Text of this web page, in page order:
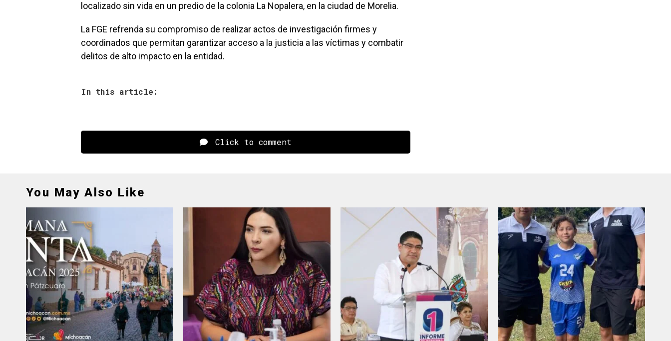
localizado sin vida en un predio de la colonia La Nopalera, en la ciudad de Morelia.
La FGE refrenda su compromiso de realizar actos de investigación firmes y
coordinados que permitan garantizar acceso a la justicia a las víctimas y combatir
delitos de alto impacto en la entidad.
In this article:
Click to comment
You May Also Like